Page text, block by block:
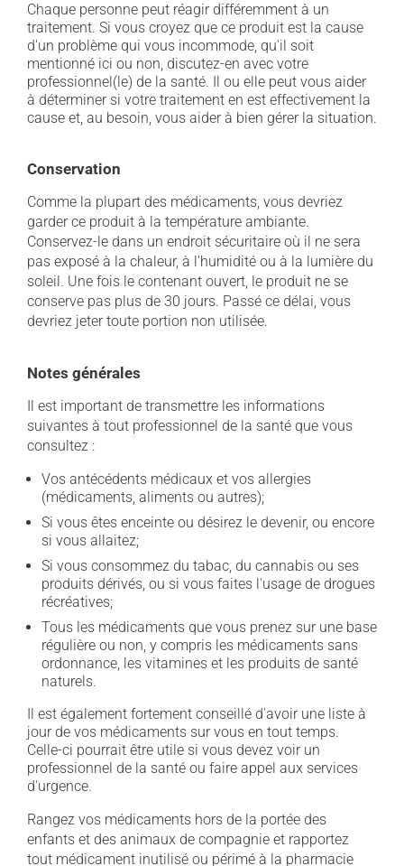
Chaque personne peut réagir différemment à un
traitement. Si vous croyez que ce produit est la cause
d'un problème qui vous incommode, qu'il soit
mentionné ici ou non, discutez-en avec votre
professionnel(le) de la santé. Il ou elle peut vous aider
à déterminer si votre traitement en est effectivement la
cause et, au besoin, vous aider à bien gérer la situation.
Conservation
Comme la plupart des médicaments, vous devriez
garder ce produit à la température ambiante.
Conservez-le dans un endroit sécuritaire où il ne sera
pas exposé à la chaleur, à l'humidité ou à la lumière du
soleil. Une fois le contenant ouvert, le produit ne se
conserve pas plus de 30 jours. Passé ce délai, vous
devriez jeter toute portion non utilisée.
Notes générales
Il est important de transmettre les informations
suivantes à tout professionnel de la santé que vous
consultez :
Vos antécédents médicaux et vos allergies
(médicaments, aliments ou autres);
Si vous êtes enceinte ou désirez le devenir, ou encore
si vous allaitez;
Si vous consommez du tabac, du cannabis ou ses
produits dérivés, ou si vous faites l'usage de drogues
récréatives;
Tous les médicaments que vous prenez sur une base
régulière ou non, y compris les médicaments sans
ordonnance, les vitamines et les produits de santé
naturels.
Il est également fortement conseillé d'avoir une liste à
jour de vos médicaments sur vous en tout temps.
Celle-ci pourrait être utile si vous devez voir un
professionnel de la santé ou faire appel aux services
d'urgence.
Rangez vos médicaments hors de la portée des
enfants et des animaux de compagnie et rapportez
tout médicament inutilisé ou périmé à la pharmacie